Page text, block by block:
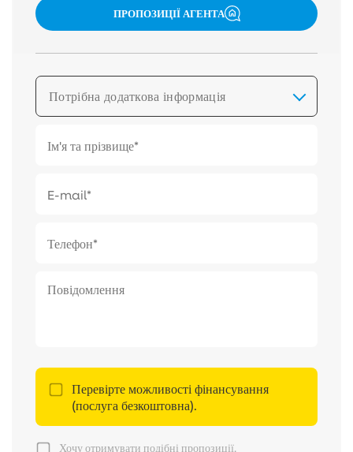
ПРОПОЗИЦІЇ АГЕНТА
Потрібна додаткова інформація
Перевірте можливості фінансування
(послуга безкоштовна).
Хочу отримувати подібні пропозиції.